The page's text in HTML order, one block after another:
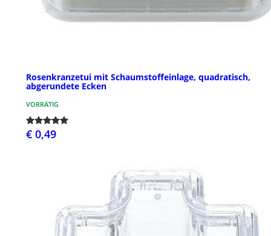
Rosenkranzetui mit Schaumstoffeinlage, quadratisch,
abgerundete Ecken
VORRÄTIG
€ 0,49